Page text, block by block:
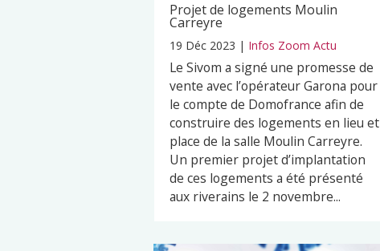
Projet de logements Moulin
Carreyre
19 Déc 2023 | Infos Zoom Actu
Le Sivom a signé une promesse de
vente avec l’opérateur Garona pour
le compte de Domofrance afin de
construire des logements en lieu et
place de la salle Moulin Carreyre.
Un premier projet d’implantation
de ces logements a été présenté
aux riverains le 2 novembre...